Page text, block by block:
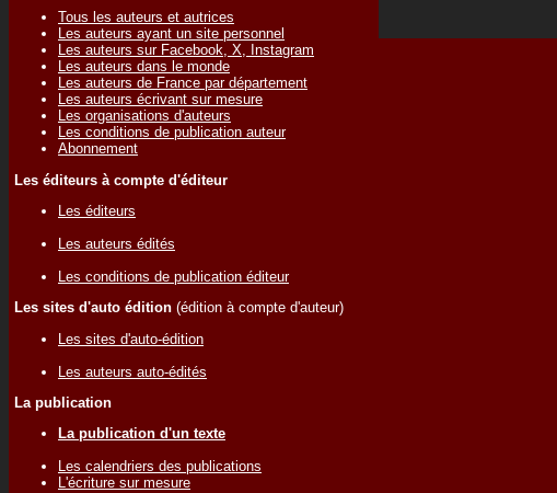
Tous les auteurs et autrices
Les auteurs ayant un site personnel
Les auteurs sur Facebook, X, Instagram
Les auteurs dans le monde
Les auteurs de France par département
Les auteurs écrivant sur mesure
Les organisations d'auteurs
Les conditions de publication auteur
Abonnement
Les éditeurs à compte d'éditeur
Les éditeurs
Les auteurs édités
Les conditions de publication éditeur
Les sites d'auto édition (édition à compte d'auteur)
Les sites d'auto-édition
Les auteurs auto-édités
La publication
La publication d'un texte
Les calendriers des publications
L'écriture sur mesure